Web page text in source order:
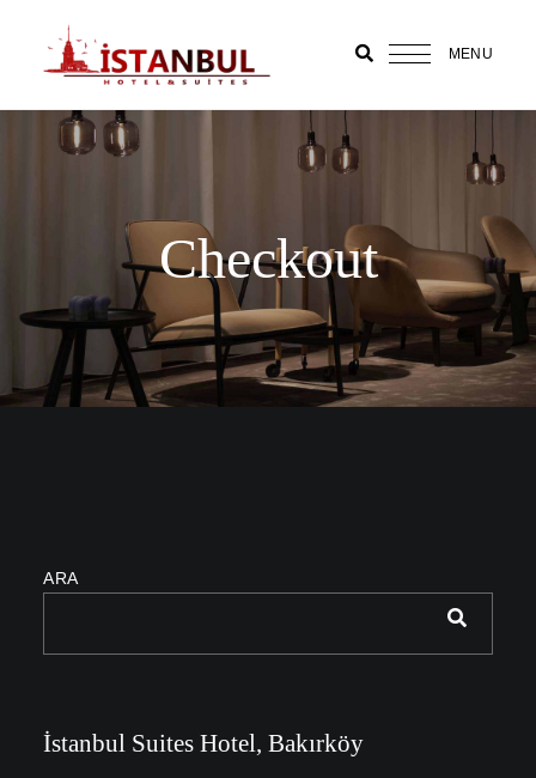
Bakırköy
Suit Otel
İstanbul
Suites
Hotel
MENU
Checkout
ARA
İstanbul Suites Hotel, Bakırköy